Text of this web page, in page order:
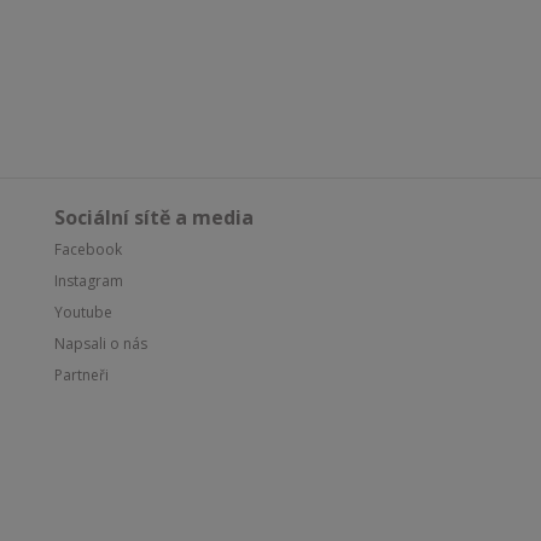
Sociální sítě a media
Facebook
Instagram
Youtube
Napsali o nás
Partneři